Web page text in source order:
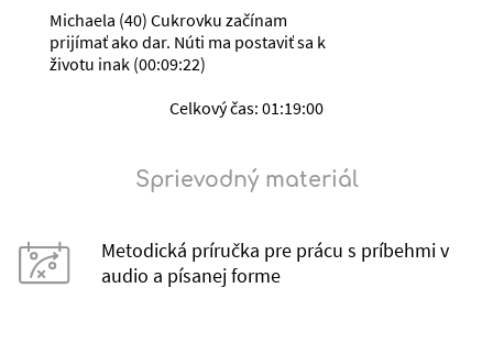
Michaela (40) Cukrovku začínam
prijímať ako dar. Núti ma postaviť sa k
životu inak(00:09:22)
Celkový čas: 01:19:00
Sprievodný materiál
Metodická príručka pre prácu s príbehmi v
audio a písanej forme